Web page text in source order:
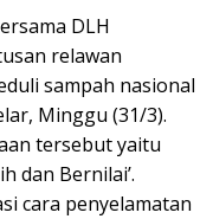
p
y
Li
n
k
ar
e
DLH
relawan
sampah nasional
Minggu (31/3).
tersebut yaitu
dan Bernilai’.
cara penyelamatan